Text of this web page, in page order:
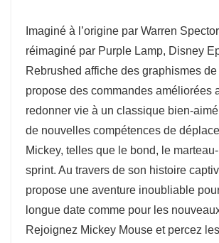
Imaginé à l’origine par Warren
réimaginé par Purple Lamp, Disney
Rebrushed affiche des graphismes
propose des commandes améliorées
redonner vie à un classique bien-
de nouvelles compétences de
Mickey, telles que le bond, le
sprint. Au travers de son histoire
propose une aventure inoubliable
longue date comme pour les
Rejoignez Mickey Mouse et percez